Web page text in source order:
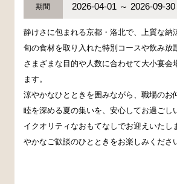
期間 2026-04-01 ～ 2026-09-30
静けさに包まれる京都・洛北で、上質な納
旬の食材を取り入れた特別コースや飲み放
さまざまな目的や人数に合わせて大小宴会
ます。
涼やかなひとときを囲みながら、職場のお
睦を深める夏の集いを、安心してお過ごし
イクオリティなおもてなしでお迎えいたし
やかなご歓談のひとときをお楽しみくださ